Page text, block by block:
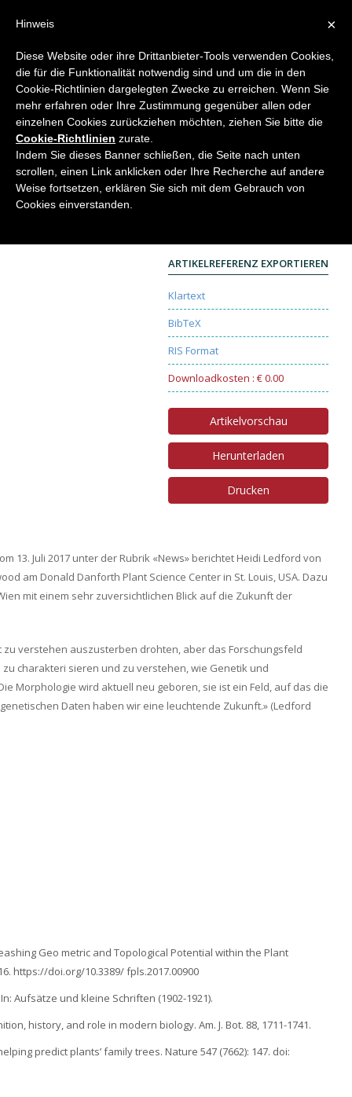
Home
Morphologisches Modellieren
Ruth Richter
Elemente der Naturwissenschaft 109, 2018, S.
ARTIKELREFERENZ EXPORTIEREN
Klartext
BibTeX
RIS Format
Downloadkosten : € 0.00
Artikelvorschau
Herunterladen
Drucken
13. Juli 2017 unter der Rubrik «News» berichtet Heidi Ledford von
am Donald Danforth Plant Science Center in St. Louis, USA. Dazu
mit einem sehr zuversichtlichen Blick auf die Zukunft der
verstehen auszusterben drohten, aber das Forschungsfeld
charakteri sieren und zu verstehen, wie Genetik und
Morphologie wird aktuell neu geboren, sie ist ein Feld, auf das die
Daten haben wir eine leuchtende Zukunft.» (Ledford
Geo metric and Topological Potential within the Plant
https://doi.org/10.3389/ fpls.2017.00900
Aufsätze und kleine Schriften (1902-1921).
history, and role in modern biology. Am. J. Bot. 88, 1711-1741.
predict plants’ family trees. Nature 547 (7662): 147. doi:
×
Hinweis
Diese Website oder ihre Drittanbieter-Tools verwenden Cookies,
die für die Funktionalität notwendig sind und um die in den
Cookie-Richtlinien dargelegten Zwecke zu erreichen. Wenn Sie
mehr erfahren oder Ihre Zustimmung gegenüber allen oder
einzelnen Cookies zurückziehen möchten, ziehen Sie bitte die
Cookie-Richtlinien zurate.
Indem Sie dieses Banner schließen, die Seite nach unten
scrollen, einen Link anklicken oder Ihre Recherche auf andere
Weise fortsetzen, erklären Sie sich mit dem Gebrauch von
Cookies einverstanden.